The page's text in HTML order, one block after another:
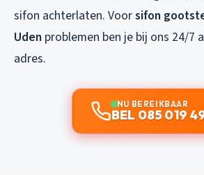
sifon achterlaten. Voorsifon
Uden problemen ben je bij ons 24/7
adres.
NU BEREIKBAAR
BEL 085 019